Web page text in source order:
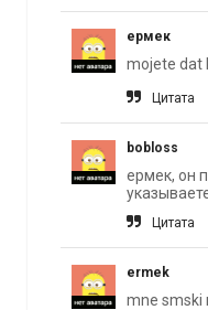
ермек
mojete dat
Цитата
bobloss
ермек, он
Цитата
ermek
mne smski